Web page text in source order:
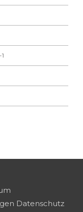
Datenschutz